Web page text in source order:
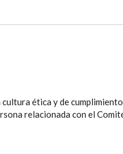
ética y de cumplimiento
relacionada con el